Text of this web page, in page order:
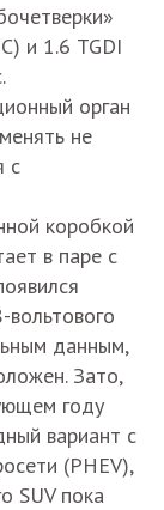
и 1.6 TGDI
орган
не
с
коробкой
в паре с
данным,
Зато,
году
вариант с
(PHEV),
SUV пока